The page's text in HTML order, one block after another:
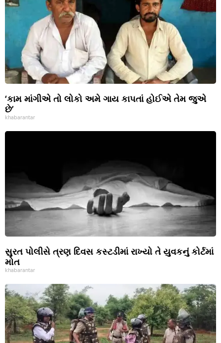
‘કામ માંગીએ તો લોકો અમે ગાય કાપતાં હોઈએ તેમ જુએ
છે’
khabarantar
સુરત પોલીસે ત્રણ દિવસ કસ્ટડીમાં રાખ્યો તે યુવકનું કોર્ટમાં
મોત
khabarantar